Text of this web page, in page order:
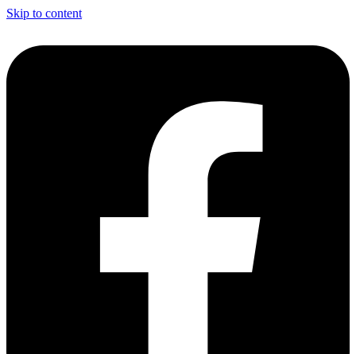
Skip to content